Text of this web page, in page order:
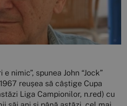
București, apoi Traian Georgescu, din Ploiești, ca și Viorel Mateianu, Paul Marcu, de prin Bistrița, ca și un alt Moldovan, Horațiu, Tavi Popescu, tot din București, era foarte firesc să fie, mai întâi, studenți ai Universității, cum a fost și Toni Dascălu, care era de pe valea Mureșului, ori Zăhan, nu mai știu de pe unde. Legendarul Mircea Luca venise și el de pe undeva, dar ajunsese clujean autentic, ca și Sever Coracu, la cununia căruia am asistat, ca și Nae Roman, care era sibian, dar a venit, după refugiu, la Cluj, urcat într-un camion de ocazie. Originari de pe lângă Sibiu erau și frații Medrea. Dar un rezervor important de viitori jucători era pe valea Someșului, în localitățile de pe lângă Gherla și Dej, unde mulți copii de școală creșteau cu visul de a ajunge studenți la Cluj, iar cei care jucau fotbal sau practicau alte sporturi, la clubul universitar. Universitatea din Cluj, cu facultățile ei, era casa lor, mai mult decât mamă și tată, iar legitimația de student și cartelele de masă la cantină le dădea fiecărui student un foarte bun fotbalist, astăzi uitat, Iosif Lutz, funcționar la centrul social, iar legitimația de student era, de fapt, și legitimația de suporter al lui “U”. “U” era a Universității din Cluj, iar jucătorii erau studenți ai acestei universități. Se știe, din cărțile neuitatului Gheorghe I. Bodea, care mi-a fost colaborator și prieten apropiat, prin câte pericole a trecut echipa de fotbal și clubul universitar și cum le-a depășit de fiecare dată. Eu am fost un om de carte, m-am dedicat cărții, pe care am slujit-o cu puterile mele, câte au fost și mai sunt, toată viața, iar în echipa de fotbal “U” Cluj am regăsit un factor complementar, un pol de energii tinere, dedicat nu unui scop strict material, ci unui ideal de muncă și lumină”, povestește, cucerit de patos, fanul octogenar al “studenților”. Moda născută la “U” Cluj care a trecut Carpații odată cu Ștefan Kovacs Pe Mircea Tomuș și Ștefan “Piști” Kovacs, unul dintre foștii antrenori ai Universității Cluj, care mai târziu avea să ajungă pe banca marelui Ajax Amsterdam, unde a extrapolat stilul “fotbalului total”, implementat de către un al colos al vremii, Rinus Michels, i-a legat o frumoasă prietenie, în ciuda diferenței de vârstă dintre cei doi. Personajul nostru povestește un episod extrem de interesant ce l-a avut în prim-plan pe tehnicianul care, după câteva sezoane petrecute la Steaua București, avea să scrie capitole însemnate în cartea de istorie a “lăncierilor”. Prin anii ‘50, pe când eram student, Ștefan Kovacs ajunsese antrenor-jucător la “U” și-mi amintesc câteva meciuri memorabile, în care a jucat strălucit. Apoi a rămas numai antrenor, până când au pus ochii pe el cei de la Steaua. A fost dus acolo, dacă n-a fost de bunăvoie, tot l-ar fi dus, cu ordin de chemare, ca antrenor. Și când mi-a povestit acestea m-a întrebat: “Știi ce i-am învățat primul lucru pe băieții din acea echipă? Iar la tăcerea mea, mi-a răspuns: “Să cânte! Băieții ăia nu știau să cânte! Iar eu, la “U”, primul lucru pe care l-am învățat de la doctorul Luca, de la Dragoman și de la ceilalți, a fost să cânt, împreună cu ei. Aveau cântecele lor, după antrenament, după meci, fie că au pierdut, fie că au câștigat, rămâneam împreună, sau mergeam la o bere și cântam. Cântecele lor, cântecele noastre. Asta i-am învățat, în primul rând, pe băieții din București, dar care, de fapt, erau strânși de prin toată țara. Și cântecul i-a unit”, rememorează profesorul Tomuș. Astăzi, pe unde se intersectează, suporterii de toate vârstele își “sufocă” idolii pentru un autograf sau o fotografie cu aceștia. Pe vremuri, însă, relația fan-vedetă obișnuia să ia forme atipice, greu de conceput în prezent. Mircea Tomuș a trăit, acum mai bine de trei decenii, o astfel de experiență. Cel care l-a surprins plăcut avea să fie Constantin Rădulescu, omul care și-a legat destinul de ambele echipe clujene, Universitatea și CFR. Acum mulți ani, mai mult de treizeci, eram deja la Sibiu, fusesem la Cluj, unde rămăsese mama și alți doi frați, și mergeam spre gară, să iau trenul de Sibiu. Mergeam pe jos, ca să mai văd orașul, pentru că aveam destul timp. Pe strada Horea, cam peste drum de Salvare, trece pe lângă mine, pe același trotuar, doctorul Constantin Rădulescu “Jumate”, cum în spusese doctorul Luca, pentru că era cam jumătate cât el, și așa i-a rămas porecla. L-am privit, fără să-l salut, pentru că nu ne cunoșteam personal, cum se spune în Ardeal. Dar el, după ce a trecut puțin, s-a întors, ca și când și-ar fi adus aminte de ceva, și m-a întrebat, spunându-mi pe nume, dacă vreau să bem o bere împreună. Era un bufet alături, parcă anume pus. Mai având timp până la tren, am acceptat cu plăcere. Am stat în picioare, la una din acele mese înalte și am povestit de vremurile vechi. Când l-am întrebat de unde mă cunoaște, mi-a răspuns: “Să știți că noi, de pe teren, ne mai uităm și spre spectatori. Pe dumneata te știu de pe vremea peluzei, știu și pe unde stăteai: cu un pas, doi, înainte sau alături de călugărul franciscan”. Și atunci, mi s-a deschis în memorie, ca un flash, o secvență de film vechi: într-adevăr, un călugăr, în rasa cafenie a unui ordin, cred că franciscan, cu brâul de frânghie împletită peste mijloc, venea la fiecare meci și-l urmărea, în liniște și cu atenția concentrată, aproape lipit de gardul de sârmă împletită, care înconjura terenul. Că noi, spectatorii, chia